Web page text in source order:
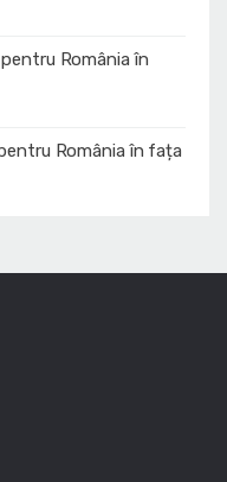
România în
România în fața